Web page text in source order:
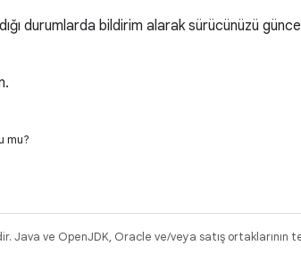
durumlarda bildirim alarak sürücünüzü
mu?
Java ve OpenJDK, Oracle ve/veya satış ortaklarının